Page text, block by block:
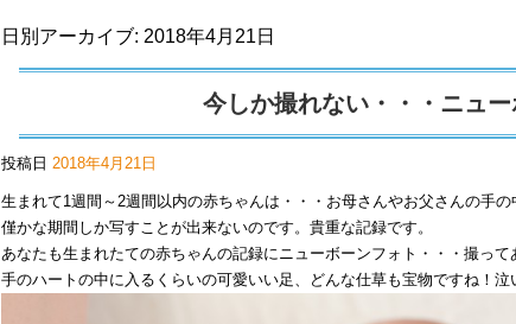
日別アーカイブ: 2018年4月21日
今しか撮れない・・・ニュー
投稿日 2018年4月21日
生まれて1週間～2週間以内の赤ちゃんは・・・お母さんやお父さんの手
僅かな期間しか写すことが出来ないのです。貴重な記録です。
あなたも生まれたての赤ちゃんの記録にニューボーンフォト・・・撮って
手のハートの中に入るくらいの可愛いい足、どんな仕草も宝物ですね！泣